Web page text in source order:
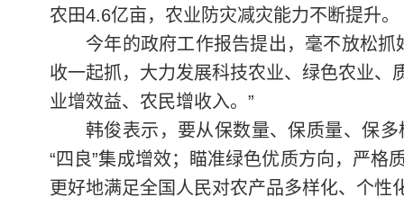
农田4.6亿亩，农业防灾减灾能力不断提升。
今年的政府工作报告提出，毫不放松
收一起抓，大力发展科技农业、绿色农业
业增效益、农民增收入。”
韩俊表示，要从保数量、保质量、保
“四良”集成增效；瞄准绿色优质方向，严
更好地满足全国人民对农产品多样化、个性